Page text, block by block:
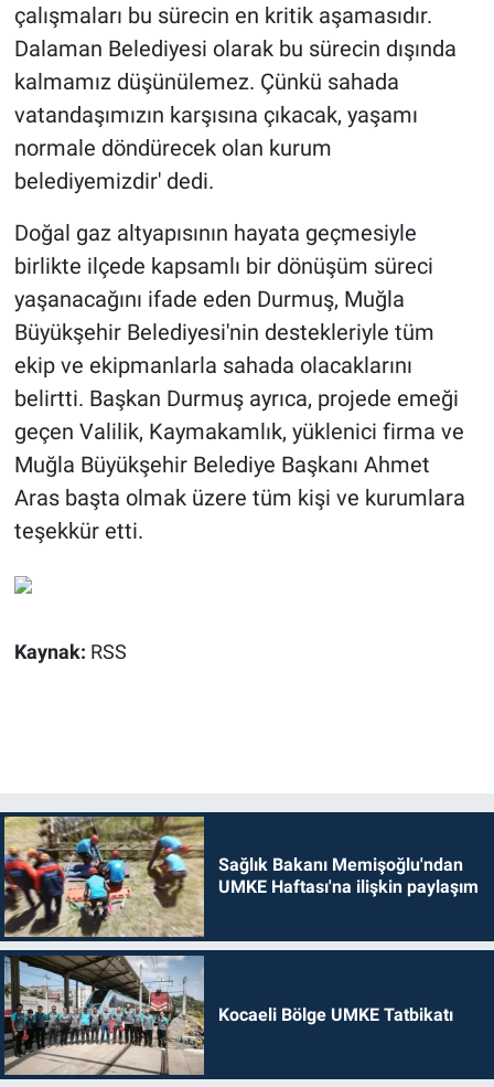
çalışmaları bu sürecin en kritik aşamasıdır.
Dalaman Belediyesi olarak bu sürecin dışında
kalmamız düşünülemez. Çünkü sahada
vatandaşımızın karşısına çıkacak, yaşamı
normale döndürecek olan kurum
belediyemizdir' dedi.
Doğal gaz altyapısının hayata geçmesiyle
birlikte ilçede kapsamlı bir dönüşüm süreci
yaşanacağını ifade eden Durmuş, Muğla
Büyükşehir Belediyesi'nin destekleriyle tüm
ekip ve ekipmanlarla sahada olacaklarını
belirtti. Başkan Durmuş ayrıca, projede emeği
geçen Valilik, Kaymakamlık, yüklenici firma ve
Muğla Büyükşehir Belediye Başkanı Ahmet
Aras başta olmak üzere tüm kişi ve kurumlara
teşekkür etti.
Kaynak: RSS
Sağlık Bakanı Memişoğlu'ndan
UMKE Haftası'na ilişkin paylaşım
Kocaeli Bölge UMKE Tatbikatı